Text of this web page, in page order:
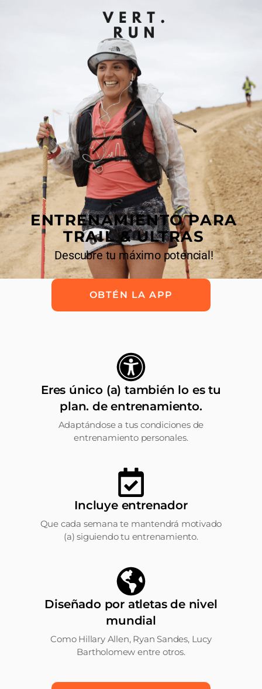
ENTRENAMIENTO PARA
TRAIL & ULTRAS
Descubre tu máximo potencial!
OBTÉN LA APP
Eres único (a) también lo es tu
plan. de entrenamiento.
Adaptándose a tus condiciones de
entrenamiento personales.
Incluye entrenador
Que cada semana te mantendrá motivado
(a) siguiendo tu entrenamiento.
Diseñado por atletas de nivel
mundial
Como Hillary Allen, Ryan Sandes, Lucy
Bartholomew entre otros.